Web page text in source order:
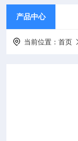
产品中心
当前位置：首页